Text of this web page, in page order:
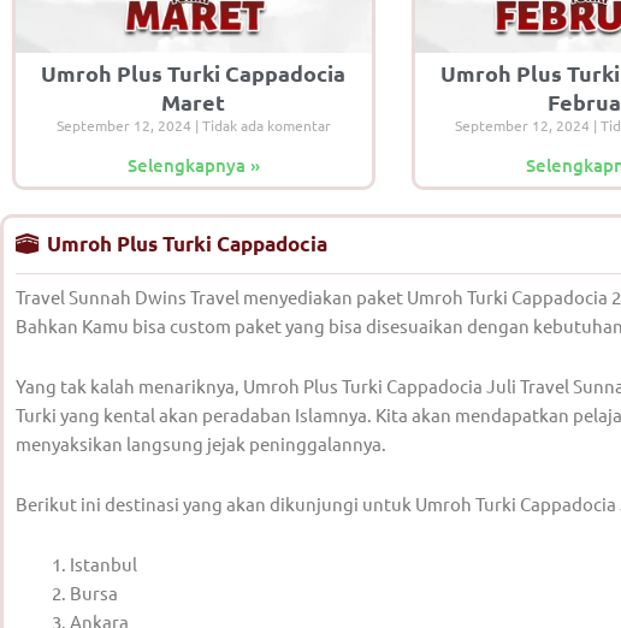
Umroh Plus Turki Cappadocia
Maret
September 12, 2024 Tidak ada komentar
Selengkapnya »
Umroh Plus
September 12, 2024
Umroh Plus Turki Cappadocia
Travel Sunnah Dwins Travel menyediakan paket Umroh Turki
Bahkan Kamu bisa custom paket yang bisa disesuaikan dengan
Yang tak kalah menariknya, Umroh Plus Turki Cappadocia Juli Travel
Turki yang kental akan peradaban Islamnya. Kita akan mendapatkan
menyaksikan langsung jejak peninggalannya.
Berikut ini destinasi yang akan dikunjungi untuk Umroh Turki Cappadocia
Istanbul
Bursa
Ankara